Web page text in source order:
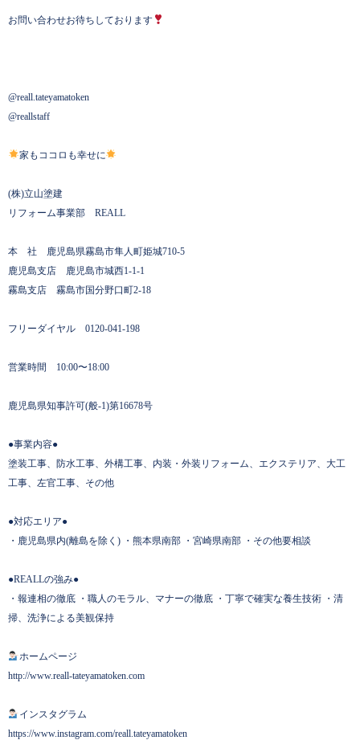
お問い合わせお待ちしております
@reall.tateyamatoken
@reallstaff
家もココロも幸せに
(株)立山塗建
リフォーム事業部 REALL
本 社 鹿児島県霧島市隼人町姫城710-5
鹿児島支店 鹿児島市城西1-1-1
霧島支店 霧島市国分野口町2-18
フリーダイヤル 0120-041-198
営業時間 10:00〜18:00
鹿児島県知事許可(般-1)第16678号
●事業内容●
塗装工事、防水工事、外構工事、内装・外装リフォーム、エクステリア、大工
工事、左官工事、その他
●対応エリア●
・鹿児島県内(離島を除く) ・熊本県南部 ・宮崎県南部 ・その他要相談
●REALLの強み●
・報連相の徹底 ・職人のモラル、マナーの徹底 ・丁寧で確実な養生技術 ・清
掃、洗浄による美観保持
ホームページ
http://www.reall-tateyamatoken.com
インスタグラム
https://www.instagram.com/reall.tateyamatoken